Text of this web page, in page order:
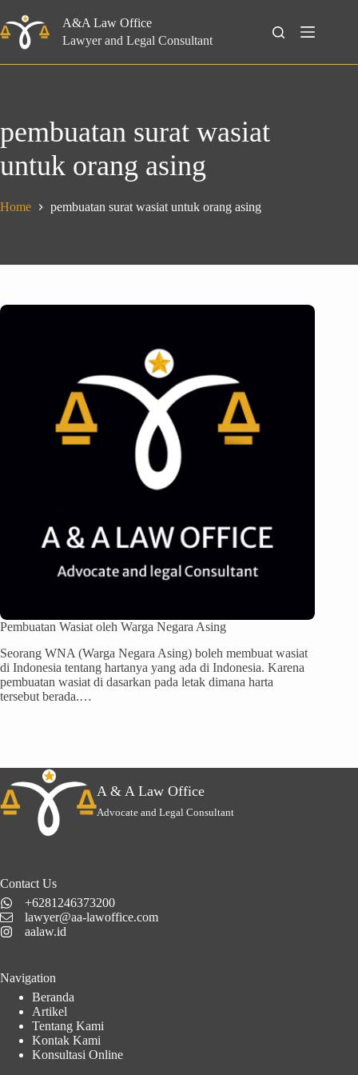
to
content
A&A Law Office
Lawyer and Legal Consultant
Search
pembuatan surat wasiat
untuk orang asing
Home pembuatan surat wasiat untuk orang asing
Pembuatan Wasiat oleh Warga Negara Asing
Seorang WNA (Warga Negara Asing) boleh membuat wasiat
di Indonesia tentang hartanya yang ada di Indonesia. Karena
pembuatan wasiat di dasarkan pada letak dimana harta
tersebut berada.…
A & A Law Office
Advocate and Legal Consultant
Contact Us
+6281246373200
lawyer@aa-lawoffice.com
aalaw.id
Navigation
Beranda
Artikel
Tentang Kami
Kontak Kami
Konsultasi Online